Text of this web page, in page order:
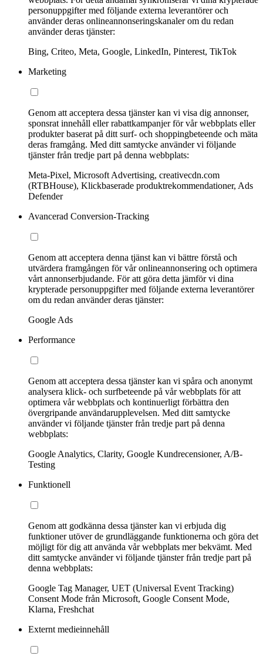
personuppgifter med följande externa leverantörer och
använder deras onlineannonseringskanaler om du redan
använder deras tjänster:
Bing, Criteo, Meta, Google, LinkedIn, Pinterest, TikTok
Marketing
Genom att acceptera dessa tjänster kan vi visa dig annonser,
sponsrat innehåll eller rabattkampanjer för vår webbplats eller
produkter baserat på ditt surf- och shoppingbeteende och mäta
deras framgång. Med ditt samtycke använder vi följande
tjänster från tredje part på denna webbplats:
Meta-Pixel, Microsoft Advertising, creativecdn.com
(RTBHouse), Klickbaserade produktrekommendationer, Ads
Defender
Avancerad Conversion-Tracking
Genom att acceptera denna tjänst kan vi bättre förstå och
utvärdera framgången för vår onlineannonsering och optimera
vårt annonserbjudande. För att göra detta jämför vi dina
krypterade personuppgifter med följande externa leverantörer
om du redan använder deras tjänster:
Google Ads
Performance
Genom att acceptera dessa tjänster kan vi spåra och anonymt
analysera klick- och surfbeteende på vår webbplats för att
optimera vår webbplats och kontinuerligt förbättra den
övergripande användarupplevelsen. Med ditt samtycke
använder vi följande tjänster från tredje part på denna
webbplats:
Google Analytics, Clarity, Google Kundrecensioner, A/B-
Testing
Funktionell
Genom att godkänna dessa tjänster kan vi erbjuda dig
funktioner utöver de grundläggande funktionerna och göra det
möjligt för dig att använda vår webbplats mer bekvämt. Med
ditt samtycke använder vi följande tjänster från tredje part på
denna webbplats:
Google Tag Manager, UET (Universal Event Tracking)
Consent Mode från Microsoft, Google Consent Mode,
Klarna, Freshchat
Externt medieinnehåll